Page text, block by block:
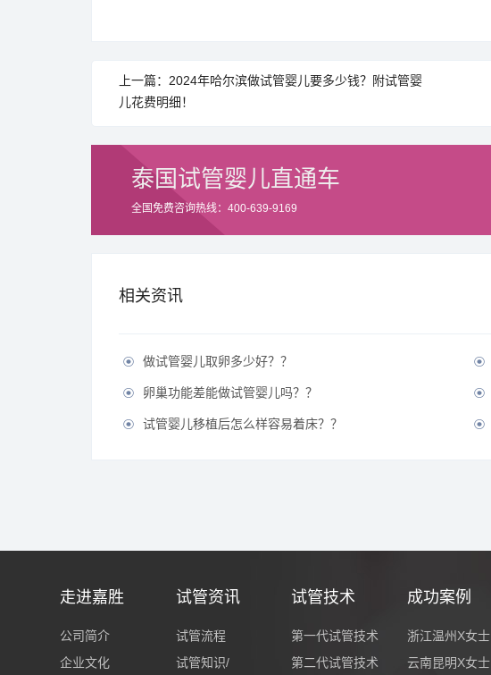
上一篇：2024年哈尔滨做试管婴儿要多少钱？附试管婴
儿花费明细！
泰国试管婴儿直通车
全国免费咨询热线：400-639-9169
相关资讯
 做试管婴儿取卵多少好？？ 
 卵巢功能差能做试管婴儿吗？？ 
 试管婴儿移植后怎么样容易着床？？ 
走进嘉胜
公司简介
企业文化
试管资讯
试管流程
试管知识/
试管技术
第一代试管技术
第二代试管技术
成功案例
浙江温州X女士
云南昆明X女士